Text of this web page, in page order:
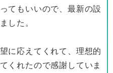
てもいいので、最新の設
した。
に応えてくれて、理想的
くれたので感謝していま